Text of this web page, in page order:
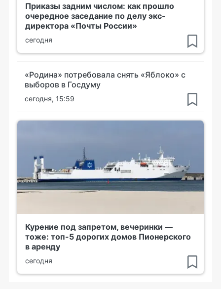
Приказы задним числом: как прошло
очередное заседание по делу экс-
директора «Почты России»
сегодня
«Родина» потребовала снять «Яблоко» с
выборов в Госдуму
сегодня, 15:59
Курение под запретом, вечеринки —
тоже: топ-5 дорогих домов Пионерского
в аренду
сегодня